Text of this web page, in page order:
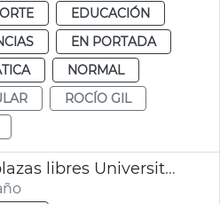
EDUCACIÓN
EN PORTADA
NORMAL
ROCÍO GIL
Matrícula 3.000 plazas libres Universitat Popular